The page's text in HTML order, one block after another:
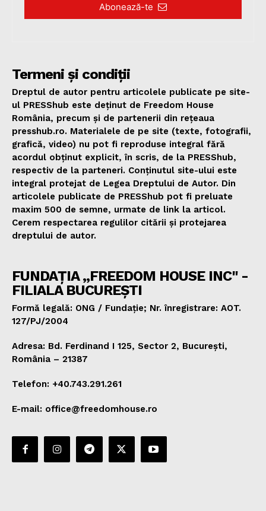
Abonează-te
Termeni și condiții
Dreptul de autor pentru articolele publicate pe site-
ul PRESShub este deținut de Freedom House
România, precum și de partenerii din rețeaua
presshub.ro. Materialele de pe site (texte, fotografii,
grafică, video) nu pot fi reproduse integral fără
acordul obținut explicit, în scris, de la PRESShub,
respectiv de la parteneri. Conținutul site-ului este
integral protejat de Legea Dreptului de Autor. Din
articolele publicate de PRESShub pot fi preluate
maxim 500 de semne, urmate de link la articol.
Cerem respectarea regulilor citării și protejarea
dreptului de autor.
FUNDAȚIA „FREEDOM HOUSE INC" -
FILIALA BUCUREȘTI
Formă legală: ONG / Fundație; Nr. înregistrare: AOT.
127/PJ/2004
Adresa: Bd. Ferdinand I 125, Sector 2, București,
România – 21387
Telefon: +40.743.291.261
E-mail: office@freedomhouse.ro